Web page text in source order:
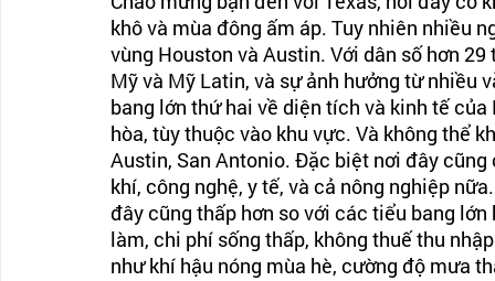
khô và mùa đông ấm áp. Tuy nhiên nhiều
vùng Houston và Austin. Với dân số hơn
Mỹ và Mỹ Latin, và sự ảnh hưởng từ
bang lớn thứ hai về diện tích và kinh tế
hòa, tùy thuộc vào khu vực. Và không thể
Austin, San Antonio. Đặc biệt nơi đây
khí, công nghệ, y tế, và cả nông nghiệp
đây cũng thấp hơn so với các tiểu bang
làm, chi phí sống thấp, không thuế thu
như khí hậu nóng mùa hè, cường độ mưa